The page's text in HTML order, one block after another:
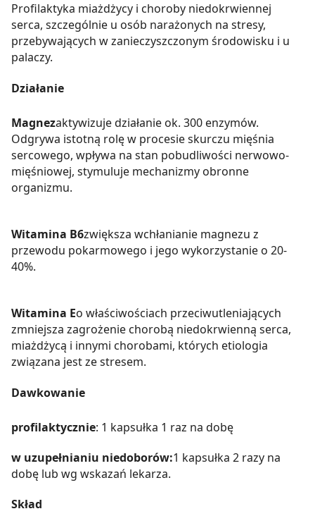
Profilaktyka miażdżycy i choroby niedokrwiennej
serca, szczególnie u osób narażonych na stresy,
przebywających w zanieczyszczonym środowisku i u
palaczy.
Działanie
Magnezaktywizuje działanie ok. 300 enzymów.
Odgrywa istotną rolę w procesie skurczu mięśnia
sercowego, wpływa na stan pobudliwości nerwowo-
mięśniowej, stymuluje mechanizmy obronne
organizmu.
Witamina B6zwiększa wchłanianie magnezu z
przewodu pokarmowego i jego wykorzystanie o 20-
40%.
Witamina Eo właściwościach przeciwutleniających
zmniejsza zagrożenie chorobą niedokrwienną serca,
miażdżycą i innymi chorobami, których etiologia
związana jest ze stresem.
Dawkowanie
profilaktycznie: 1 kapsułka 1 raz na dobę
w uzupełnianiu niedoborów:1 kapsułka 2 razy na
dobę lub wg wskazań lekarza.
Skład